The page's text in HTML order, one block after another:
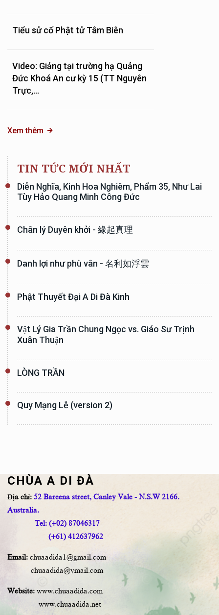
Tiểu sử cố Phật tử Tâm Biên
Video: Giảng tại trường hạ Quảng
Đức Khoá An cư kỳ 15 (TT Nguyên
Trực,...
Xem thêm
TIN TỨC MỚI NHẤT
Diễn Nghĩa, Kinh Hoa Nghiêm, Phẩm 35, Như Lai
Tùy Hảo Quang Minh Công Đức
Chân lý Duyên khởi - 緣起真理
Danh lợi như phù vân - 名利如浮雲
Phật Thuyết Đại A Di Đà Kinh
Vật Lý Gia Trần Chung Ngọc vs. Giáo Sư Trịnh
Xuân Thuận
LÒNG TRẦN
Quy Mạng Lễ (version 2)
CHÙA A DI ĐÀ
Địa chỉ: 52 Bareena street, Canley Vale - N.S.W 2166.
Australia.
Tel: (+02) 87046317
(+61) 412637962
Email: chuaadida1@gmail.com
chuaadida@ymail.com
Website: www.chuaadida.com
www.chuaadida.net